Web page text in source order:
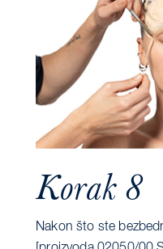
Korak 8
Nakon što ste